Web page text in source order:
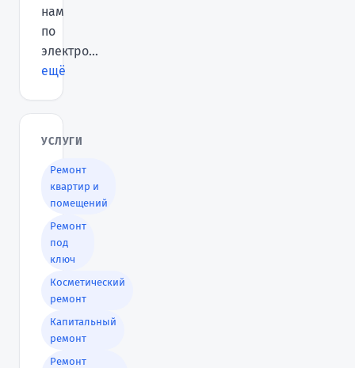
нам
по
электро...
ещё
УСЛУГИ
Ремонт
квартир и
помещений
Ремонт
под
ключ
Косметический
ремонт
Капитальный
ремонт
Ремонт